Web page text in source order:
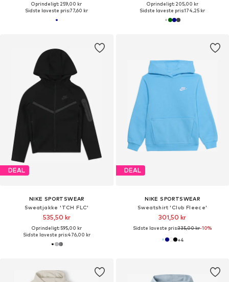
Oprindeligt: 259,00 kr
Sidste laveste pris:77,60 kr
Oprindeligt: 205,00 kr
Sidste laveste pris:174,25 kr
DEAL
NIKE SPORTSWEAR
Sweatjakke 'TCH FLC'
535,50 kr
Oprindeligt: 595,00 kr
Sidste laveste pris:476,00 kr
DEAL
NIKE SPORTSWEAR
Sweatshirt 'Club Fleece'
301,50 kr
Sidste laveste pris:335,00 kr-10%
+4